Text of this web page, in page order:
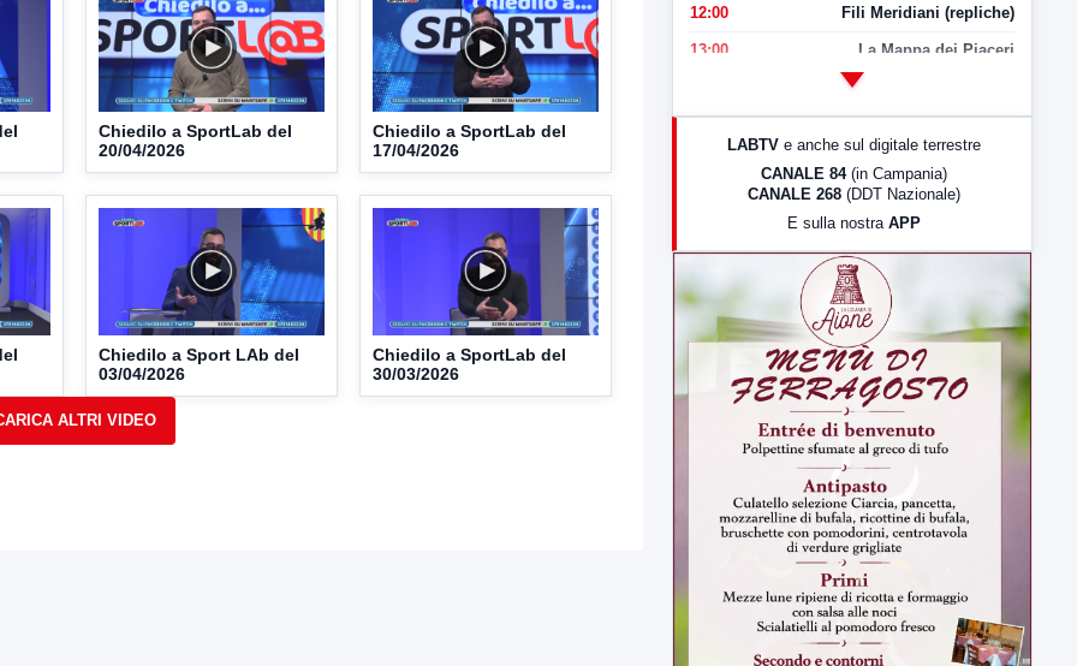
Chiedilo a SportLab del
20/04/2026
Chiedilo a SportLab del
17/04/2026
Chiedilo a Sport LAb del
03/04/2026
Chiedilo a SportLab del
30/03/2026
12:00 Fili Meridiani (repliche)
13:00 La Mappa dei Piaceri
LabNews (Diretta)
LabNews (replica)
LABTV e anche sul digitale terrestre
CANALE 84 (in Campania)
CANALE 268 (DDT Nazionale)
E sulla nostra APP